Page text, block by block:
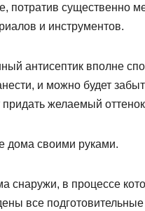
потратив существенно
и инструментов.
антисептик вполне
и можно будет
желаемый
дома своими руками.
в процессе
все